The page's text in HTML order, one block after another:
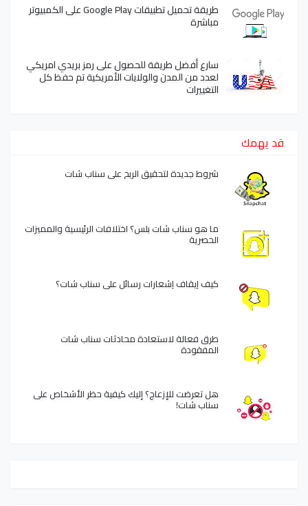
طريقة تحميل تطبيقات Google Play على الكمبيوتر
مباشرة
سارع أفضل طريقة للحصول على رمز بريدي امريكي
لعدد من المدن والولايات الأمريكية تم حفظ كل
التغييرات
قد يهمك
شروط جديدة لتحقيق الربح على سناب شات
ما هو سناب شات بلس؟ اختلافات الرئيسية والمميزات
الحصرية
كيف إيقاف إشعارات رسائل على سناب شات؟
طرق فعالة لاستعادة محادثات سناب شات
المفقودة
هل تعرضت للإزعاج؟ إليك كيفية حظر الأشخاص على
سناب شات!